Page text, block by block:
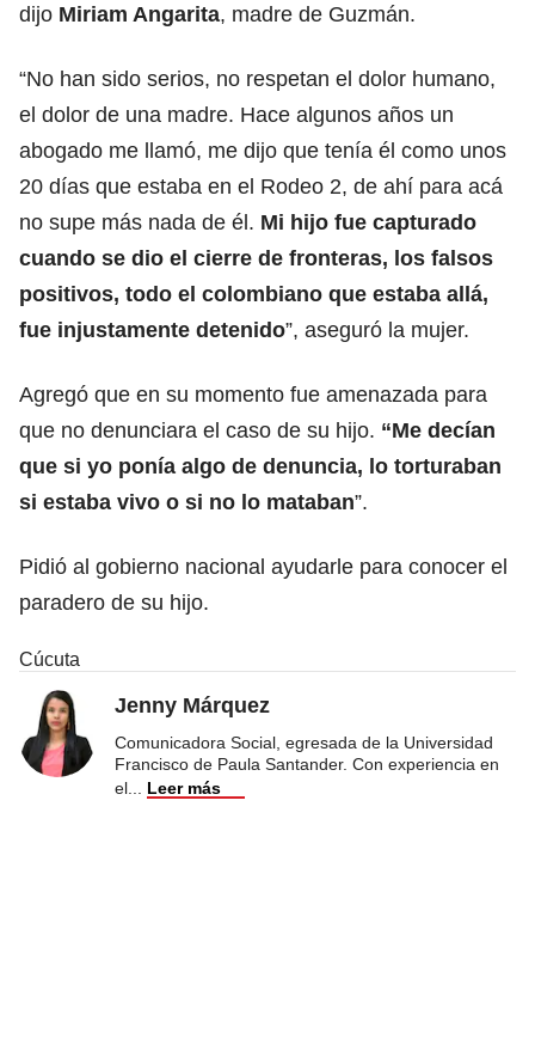
dijo Miriam Angarita, madre de Guzmán.
“No han sido serios, no respetan el dolor humano,
el dolor de una madre. Hace algunos años un
abogado me llamó, me dijo que tenía él como unos
20 días que estaba en el Rodeo 2, de ahí para acá
no supe más nada de él. Mi hijo fue capturado
cuando se dio el cierre de fronteras, los falsos
positivos, todo el colombiano que estaba allá,
fue injustamente detenido”, aseguró la mujer.
Agregó que en su momento fue amenazada para
que no denunciara el caso de su hijo. “Me decían
que si yo ponía algo de denuncia, lo torturaban
si estaba vivo o si no lo mataban”.
Pidió al gobierno nacional ayudarle para conocer el
paradero de su hijo.
Cúcuta
Jenny Márquez
Comunicadora Social, egresada de la Universidad
Francisco de Paula Santander. Con experiencia en
el
Leer más